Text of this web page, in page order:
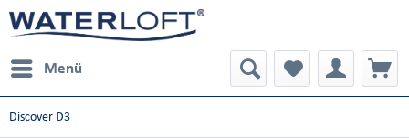
Menü
Discover D3